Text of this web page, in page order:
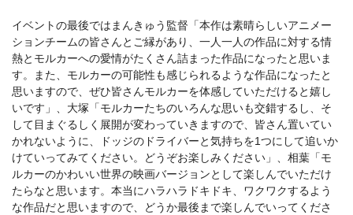
イベントの最後ではまんきゅう監督「本作は素晴らしいアニメー
ションチームの皆さんとご縁があり、⼀⼈⼀⼈の作品に対する情
熱とモルカーへの愛情がたくさん詰まった作品になったと思いま
す。また、モルカーの可能性も感じられるような作品になったと
思いますので、ぜひ皆さんモルカーを体感していただけると嬉し
いです」、⼤塚「モルカーたちのいろんな思いも交錯するし、そ
して⽬まぐるしく展開が変わっていきますので、皆さん置いてい
かれないように、ドッジのドライバーと気持ちを1つにして追いか
けていってみてください。どうぞお楽しみください」、相葉「モ
ルカーのかわいい世界の映画バージョンとして楽しんでいただけ
たらなと思います。本当にハラハラドキドキ、ワクワクするよう
な作品だと思いますので、どうか最後まで楽しんでいってくださ